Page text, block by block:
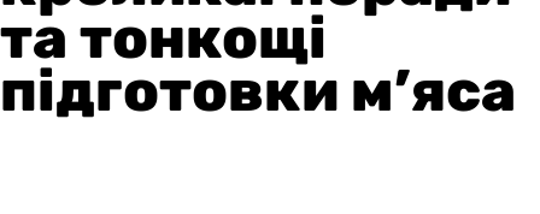
та тонкощі
підготовки м’яса